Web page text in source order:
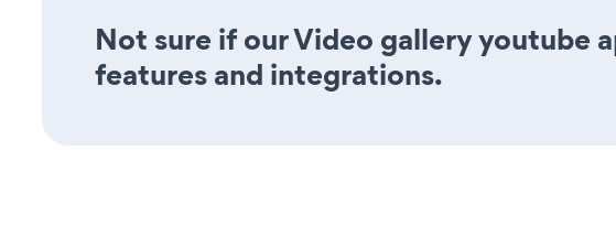
Not sure if our Video gallery youtube
features and integrations.